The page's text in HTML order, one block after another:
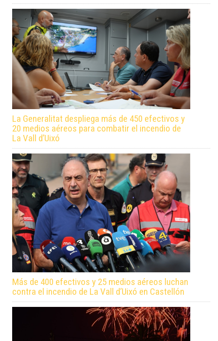
La Generalitat despliega más de 450 efectivos y
20 medios aéreos para combatir el incendio de
La Vall d’Uixó
Más de 400 efectivos y 25 medios aéreos luchan
contra el incendio de La Vall d’Uixó en Castellón